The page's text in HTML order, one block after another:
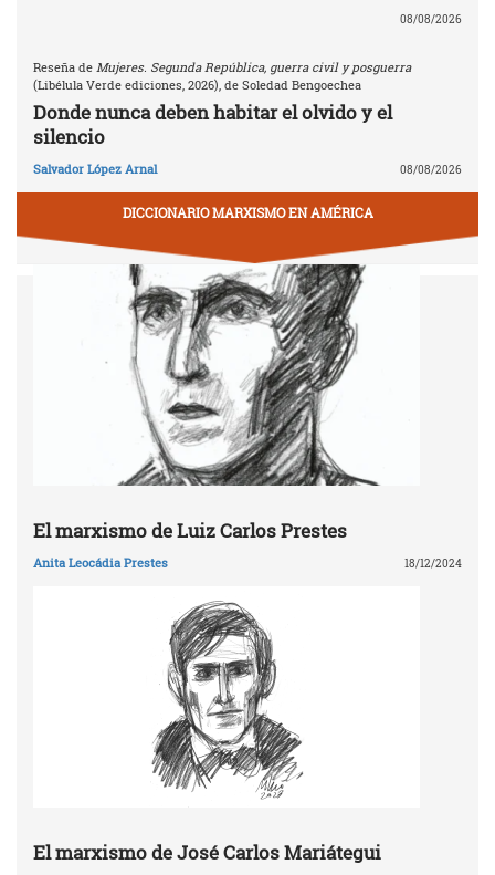
08/08/2026
Reseña de Mujeres. Segunda República, guerra civil y posguerra
(Libélula Verde ediciones, 2026), de Soledad Bengoechea
Donde nunca deben habitar el olvido y el
silencio
Salvador López Arnal 08/08/2026
DICCIONARIO MARXISMO EN AMÉRICA
El marxismo de Luiz Carlos Prestes
Anita Leocádia Prestes 18/12/2024
El marxismo de José Carlos Mariátegui